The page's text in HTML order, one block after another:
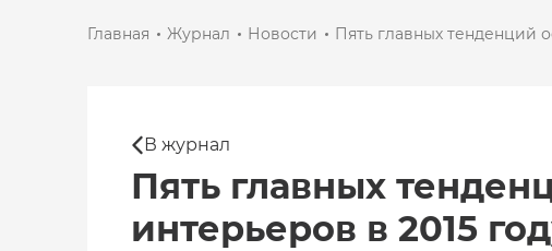
Главная Журнал Новости Пять главных тенденций
В журнал
Пять главных
интерьеров в 2015